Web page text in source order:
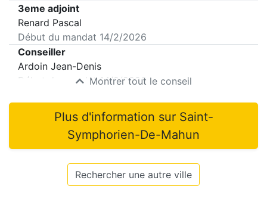
3eme adjoint
Renard Pascal
Début du mandat 14/2/2026
Conseiller
Ardoin Jean-Denis
Début du mandat14/2/2026
Montrer tout le conseil
Plus d'information sur Saint-
Symphorien-De-Mahun
Rechercher une autre ville